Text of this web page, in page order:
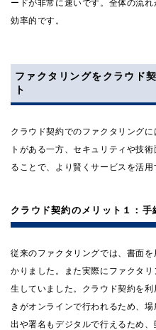
ードが非常に速いです。全体の流
効率的です。
ファクタリングをクラウド
ト
クラウド契約でのファクタリング
トがある一方、セキュリティや技
ることで、より賢くサービスを活用
クラウド契約のメリット１：手
従来のファクタリングでは、書面
かりました。また実際にファクタ
生していました。クラウド契約を
きがオンラインで行われるため、
出や署名もデジタルで行えるため